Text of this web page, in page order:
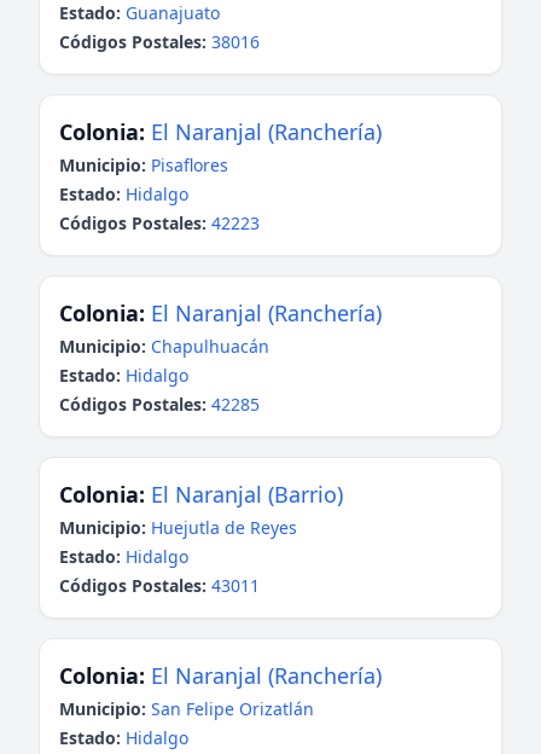
Estado: Guanajuato
Códigos Postales: 38016
Colonia: El Naranjal (Ranchería)
Municipio: Pisaflores
Estado: Hidalgo
Códigos Postales: 42223
Colonia: El Naranjal (Ranchería)
Municipio: Chapulhuacán
Estado: Hidalgo
Códigos Postales: 42285
Colonia: El Naranjal (Barrio)
Municipio: Huejutla de Reyes
Estado: Hidalgo
Códigos Postales: 43011
Colonia: El Naranjal (Ranchería)
Municipio: San Felipe Orizatlán
Estado: Hidalgo